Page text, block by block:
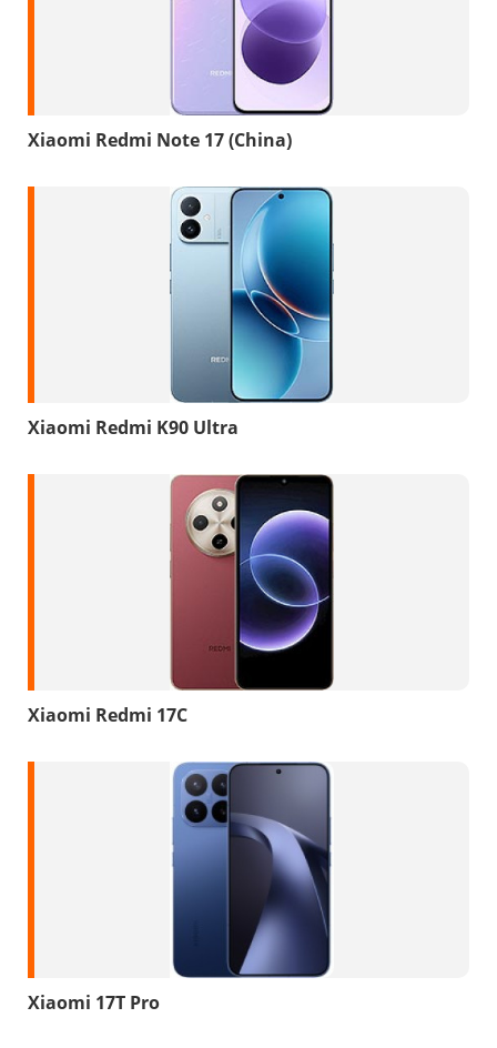
Xiaomi Redmi Note 17 (China)
Xiaomi Redmi K90 Ultra
Xiaomi Redmi 17C
Xiaomi 17T Pro